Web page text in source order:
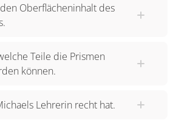
Oberflächeninhalt des
Teile die Prismen
können.
Lehrerin recht hat.